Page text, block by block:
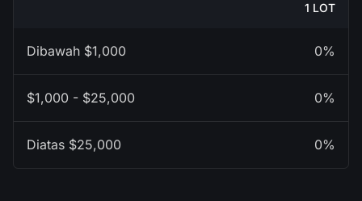
1 LOT
Dibawah $1,000 0%
$1,000 - $25,000 0%
Diatas $25,000 0%